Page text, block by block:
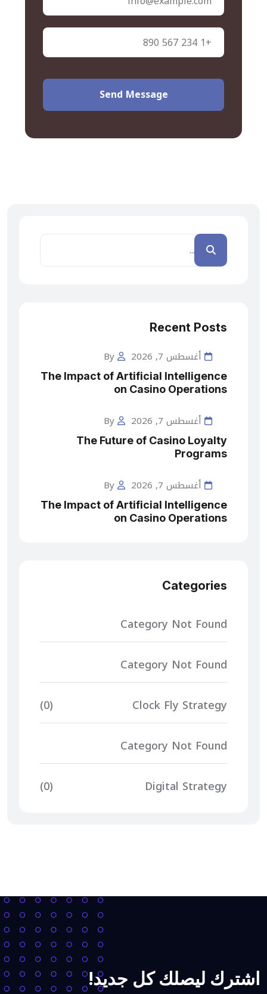
Send Message
Recent Posts
أغسطس 7, 2026 By
The Impact of Artificial Intelligence
on Casino Operations
أغسطس 7, 2026 By
The Future of Casino Loyalty
Programs
أغسطس 7, 2026 By
The Impact of Artificial Intelligence
on Casino Operations
Categories
Category Not Found
Category Not Found
Clock Fly Strategy
(0)
Category Not Found
Digital Strategy
(0)
اشترك ليصلك كل جديد!